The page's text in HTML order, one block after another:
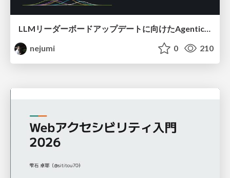
LLMリーダーボードアップデートに向けたAgentic Math_SWEのトレースについて
nejumi
0 210